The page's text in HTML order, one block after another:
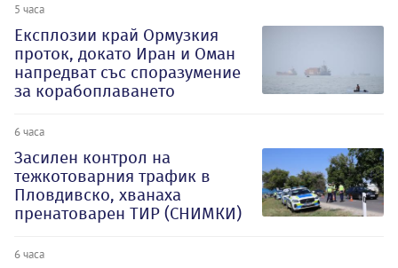
5 часа
Експлозии край Ормузкия
проток, докато Иран и Оман
напредват със споразумение
за корабоплаването
6 часа
Засилен контрол на
тежкотоварния трафик в
Пловдивско, хванаха
пренатоварен ТИР (СНИМКИ)
6 часа